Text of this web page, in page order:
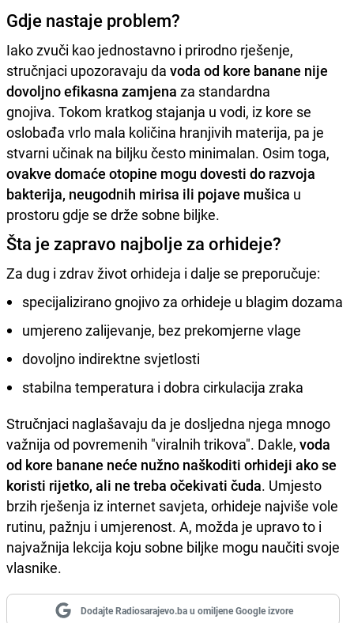
Gdje nastaje problem?
Iako zvuči kao jednostavno i prirodno rješenje,
stručnjaci upozoravaju da voda od kore banane nije
dovoljno efikasna zamjena za standardna
gnojiva. Tokom kratkog stajanja u vodi, iz kore se
oslobađa vrlo mala količina hranjivih materija, pa je
stvarni učinak na biljku često minimalan. Osim toga,
ovakve domaće otopine mogu dovesti do razvoja
bakterija, neugodnih mirisa ili pojave mušica u
prostoru gdje se drže sobne biljke.
Šta je zapravo najbolje za orhideje?
Za dug i zdrav život orhideja i dalje se preporučuje:
specijalizirano gnojivo za orhideje u blagim dozama
umjereno zalijevanje, bez prekomjerne vlage
dovoljno indirektne svjetlosti
stabilna temperatura i dobra cirkulacija zraka
Stručnjaci naglašavaju da je dosljedna njega mnogo
važnija od povremenih "viralnih trikova". Dakle, voda
od kore banane neće nužno naškoditi orhideji ako se
koristi rijetko, ali ne treba očekivati čuda. Umjesto
brzih rješenja iz internet savjeta, orhideje najviše vole
rutinu, pažnju i umjerenost. A, možda je upravo to i
najvažnija lekcija koju sobne biljke mogu naučiti svoje
vlasnike.
Dodajte Radiosarajevo.ba u omiljene Google izvore